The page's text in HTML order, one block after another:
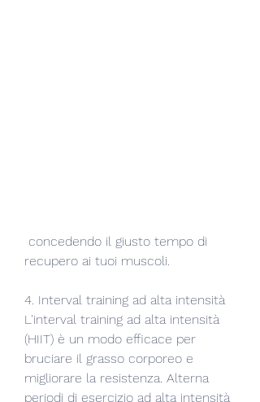
recupero ai tuoi muscoli.
4. Interval training ad alta intensità
L'interval training ad alta intensità
(HIIT) è un modo efficace per
bruciare il grasso corporeo e
migliorare la resistenza. Alterna
periodi di esercizio ad alta intensità